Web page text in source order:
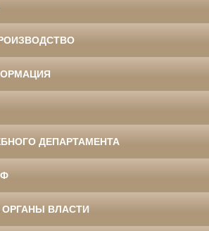
ДЕПАРТАМЕНТА
ВЛАСТИ